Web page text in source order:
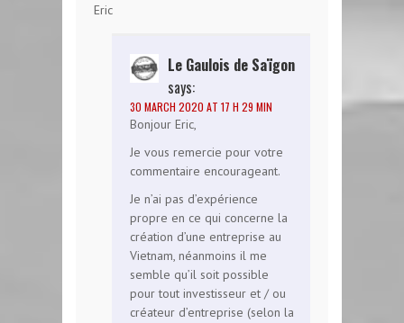
Eric
Le Gaulois de Saïgon
says:
30 MARCH 2020 AT 17 H 29 MIN
Bonjour Eric,
Je vous remercie pour votre
commentaire encourageant.
Je n’ai pas d’expérience
propre en ce qui concerne la
création d’une entreprise au
Vietnam, néanmoins il me
semble qu’il soit possible
pour tout investisseur et / ou
créateur d’entreprise (selon la